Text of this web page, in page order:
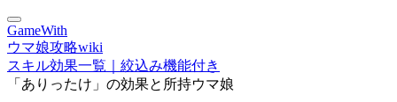
GameWith
ウマ娘攻略wiki
スキル効果一覧｜絞込み機能付き
「ありったけ」の効果と所持ウマ娘